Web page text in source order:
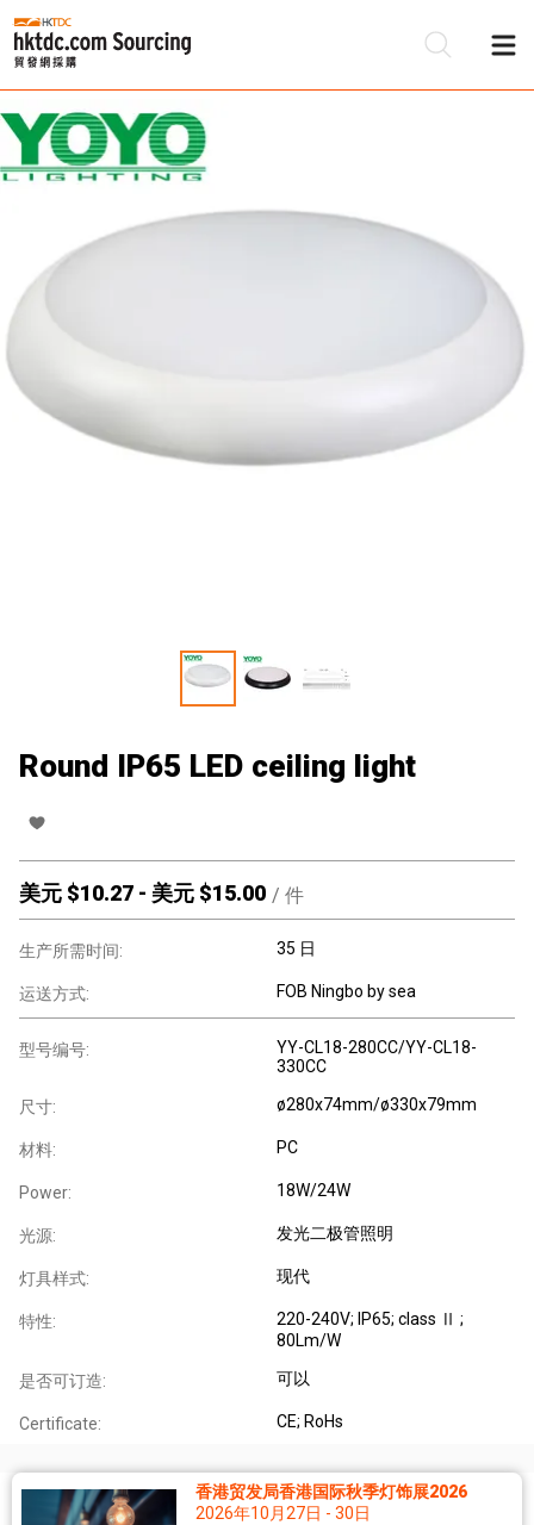
Round IP65 LED ceiling light
美元 $10.27 - 美元 $15.00 / 件
生产所需时间: 35 日
运送方式: FOB Ningbo by sea
型号编号:
YY-CL18-280CC/YY-CL18-
330CC
尺寸: ø280x74mm/ø330x79mm
材料: PC
Power: 18W/24W
光源: 发光二极管照明
灯具样式: 现代
特性:
220-240V; IP65; class Ⅱ ;
80Lm/W
是否可订造: 可以
Certificate: CE; RoHs
香港贸发局香港国际秋季灯饰展2026
2026年10月27日 - 30日